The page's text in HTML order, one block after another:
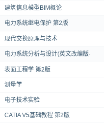
建筑信息模型BIM概论
电力系统继电保护 第2版
现代交换原理与技术
电力系统分析与设计(英文改编版·
表面工程学 第2版
测量学
电子技术实验
CATIA V5基础教程 第2版